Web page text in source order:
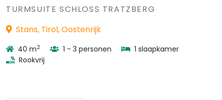
TURMSUITE SCHLOSS TRATZBERG
Stans, Tirol, Oostenrijk
40 m2 1 - 3 personen
1 slaapkamer
Rookvrij